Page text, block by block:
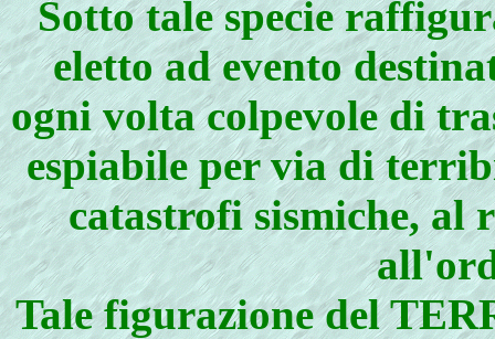
Sotto tale specie
eletto ad evento
ogni volta colpevole di
espiabile per via di
catastrofi sismiche, al
Tale figurazione del